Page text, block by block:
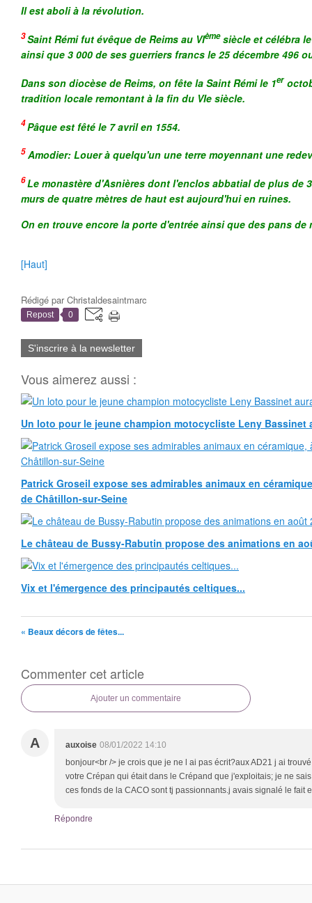
Il est aboli à la révolution.
3Saint Rémi fut évêque de Reims au VIèmesiècle et célébra
ainsi que 3 000 de ses guerriers francs le 25 décembre 496
Dans son diocèse de Reims, on fête la Saint Rémi le 1er
tradition locale remontant à la fin du VIe siècle.
4Pâque est fêté le 7 avril en 1554.
5Amodier: Louer à quelqu'un une terre moyennant une
6Le monastère d'Asnières dont l'enclos abbatial de plus de
murs de quatre mètres de haut est aujourd'hui en ruines.
On en trouve encore la porte d'entrée ainsi que des pans de
[Haut]
Rédigé parChristaldesaintmarc
Repost 0
S'inscrire à la newsletter
Vous aimerez aussi :
Un loto pour le jeune champion motocycliste Leny Bassinet
Patrick Groseil expose ses admirables animaux en
de Châtillon-sur-Seine
Le château de Bussy-Rabutin propose des animations en
Vix et l'émergence des principautés celtiques...
« Beaux décors de fêtes...
Commenter cet article
Ajouter un commentaire
A auxoise 08/01/2022 14:10
bonjour<br /> je crois que je ne l ai pas écrit?aux AD21 j ai
votre Crépan qui était dans le Crépand que j'exploitais; je ne
ces fonds de la CACO sont tj passionnants.j avais signalé le fait
Répondre